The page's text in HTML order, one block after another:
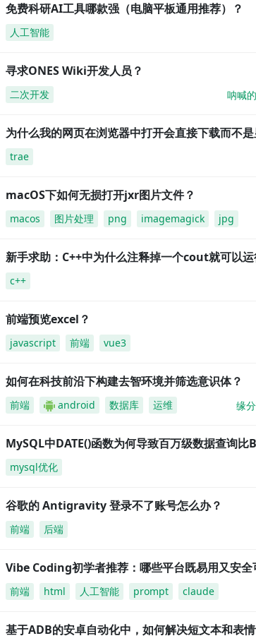
免费科研AI工具哪款强（电脑平板通用推荐）？
人工智能
寻求ONES Wiki开发人员？
二次开发 呐喊
为什么我的网页在浏览器中打开会直接下载而不
trae
macOS下如何无损打开jxr图片文件？
macos 图片处理 png imagemagick jpg
新手求助：C++中为什么注释掉一个cout就可以运
c++
前端预览excel？
javascript 前端 vue3
如何在科技前沿下构建去智环境并筛选意识体？
前端 android 数据库 运维 缘
MySQL中DATE()函数为何导致百万级数据查询比
mysql优化
谷歌的 Antigravity 登录不了账号怎么办？
前端 后端
Vibe Coding初学者推荐：哪些平台既易用又安全
前端 html 人工智能 prompt claude
基于ADB的安卓自动化中，如何解决短文本和表